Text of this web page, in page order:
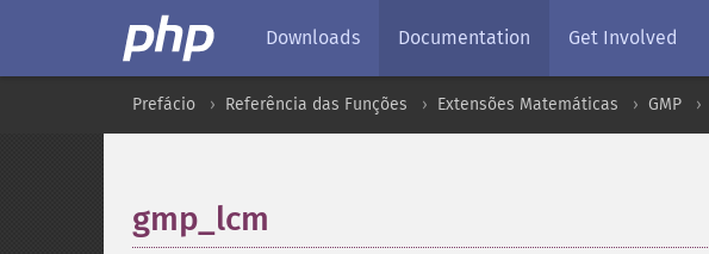
Downloads Documentation Get Involved
Prefácio Referência das Funções Extensões Matemáticas GMP
gmp_lcm